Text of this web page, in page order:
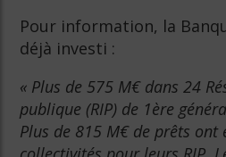
Pour information, la
déjà investi :
« Plus de 575 M€ dans 24
publique (RIP) de 1ère
Plus de 815 M€ de prêts ont